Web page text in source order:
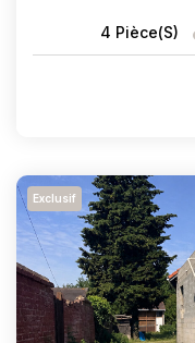
4 Pièce(s)
Exclusif